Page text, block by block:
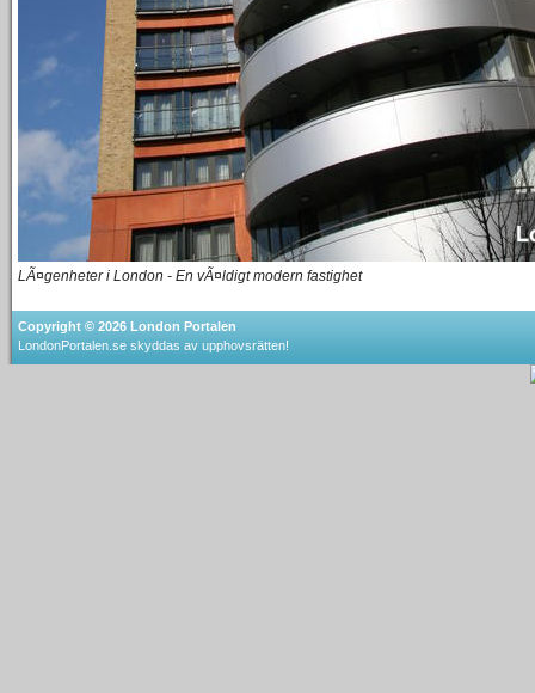
LÃ¤genheter i London - En vÃ¤ldigt modern fastighet
Copyright © 2026 London Portalen
LondonPortalen.se skyddas av upphovsrätten!